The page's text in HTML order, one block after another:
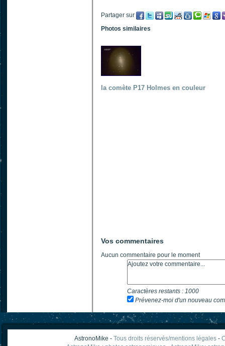
Partager sur
Photos similaires
la comète P17 Holmes en couleur
Vos commentaires
Aucun commentaire pour le moment
Caractères restants : 1000
Prévenez-moi d'un nouveau
AstronoMike - Tous droits réservés/mentions légales-